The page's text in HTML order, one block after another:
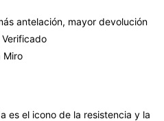
antelación, mayor devolución
Verificado
Miro
es el icono de la resistencia y la